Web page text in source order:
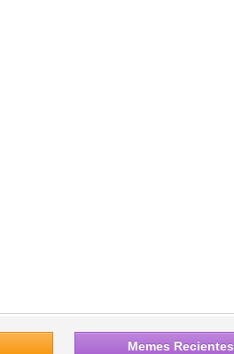
Memes Recientes